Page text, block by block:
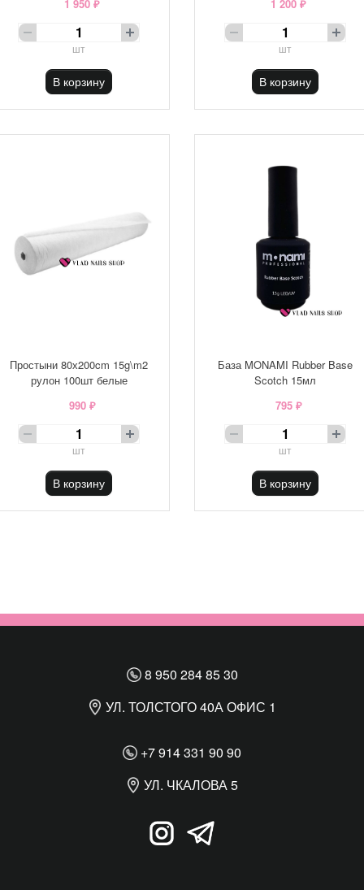
1 950 ₽
шт
В корзину
1 200 ₽
шт
В корзину
Простыни 80х200cm 15g\m2
рулон 100шт белые
990 ₽
шт
В корзину
База MONAMI Rubber Base
Scotch 15мл
795 ₽
шт
В корзину
8 950 284 85 30
УЛ. ТОЛСТОГО 40А ОФИС 1
+7 914 331 90 90
УЛ. ЧКАЛОВА 5